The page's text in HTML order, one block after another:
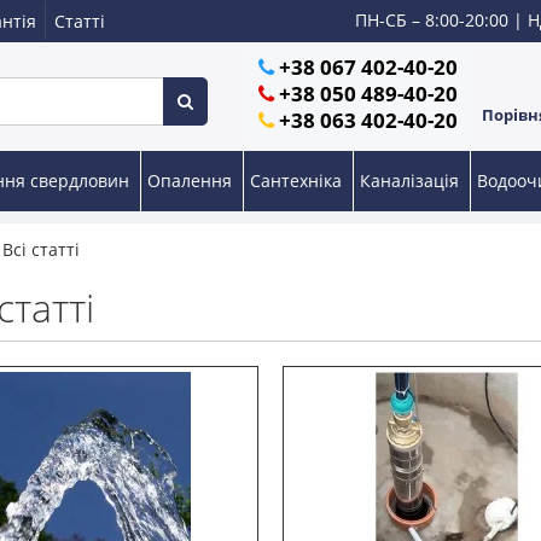
Статті ПН-СБ – 8:00-20:00 |
+38 067 402-40-20
+38 050 489-40-20
+38 063 402-40-20
свердловин Опалення Сантехніка Каналізація
статті